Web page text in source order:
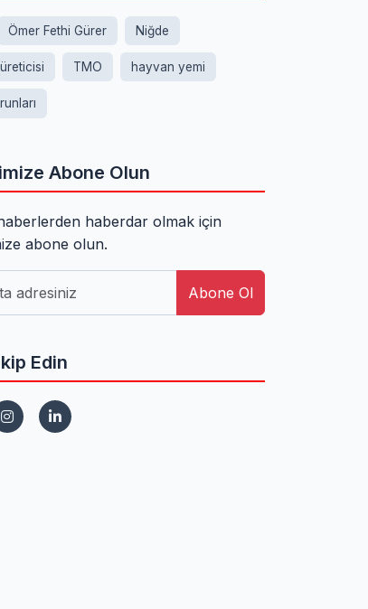
Ömer Fethi Gürer Niğde
TMO hayvan yemi
Abone Olun
haberdar olmak için
abone olun.
Abone Ol
Edin